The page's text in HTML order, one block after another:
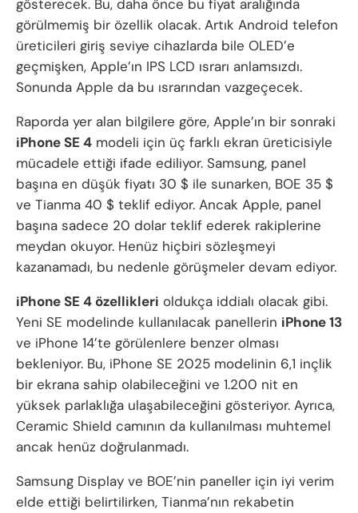
gösterecek. Bu, daha önce bu fiyat aralığında
görülmemiş bir özellik olacak. Artık Android telefon
üreticileri giriş seviye cihazlarda bile OLED’e
geçmişken, Apple’ın IPS LCD ısrarı anlamsızdı.
Sonunda Apple da bu ısrarından vazgeçecek.
Raporda yer alan bilgilere göre, Apple’ın bir sonraki
iPhone SE 4 modeli için üç farklı ekran üreticisiyle
mücadele ettiği ifade ediliyor. Samsung, panel
başına en düşük fiyatı 30 $ ile sunarken, BOE 35 $
ve Tianma 40 $ teklif ediyor. Ancak Apple, panel
başına sadece 20 dolar teklif ederek rakiplerine
meydan okuyor. Henüz hiçbiri sözleşmeyi
kazanamadı, bu nedenle görüşmeler devam ediyor.
iPhone SE 4 özellikleri oldukça iddialı olacak gibi.
Yeni SE modelinde kullanılacak panellerin iPhone 13
ve iPhone 14’te görülenlere benzer olması
bekleniyor. Bu, iPhone SE 2025 modelinin 6,1 inçlik
bir ekrana sahip olabileceğini ve 1.200 nit en
yüksek parlaklığa ulaşabileceğini gösteriyor. Ayrıca,
Ceramic Shield camının da kullanılması muhtemel
ancak henüz doğrulanmadı.
Samsung Display ve BOE’nin paneller için iyi verim
elde ettiği belirtilirken, Tianma’nın rekabetin